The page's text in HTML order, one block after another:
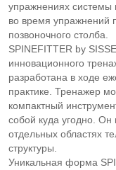
упражнениях системы
во время упражнений
позвоночного столба.
SPINEFITTER by
инновационного
разработана в ходе
практике. Тренажер
компактный
собой куда угодно.
отдельных областях
структуры.
Уникальная форма